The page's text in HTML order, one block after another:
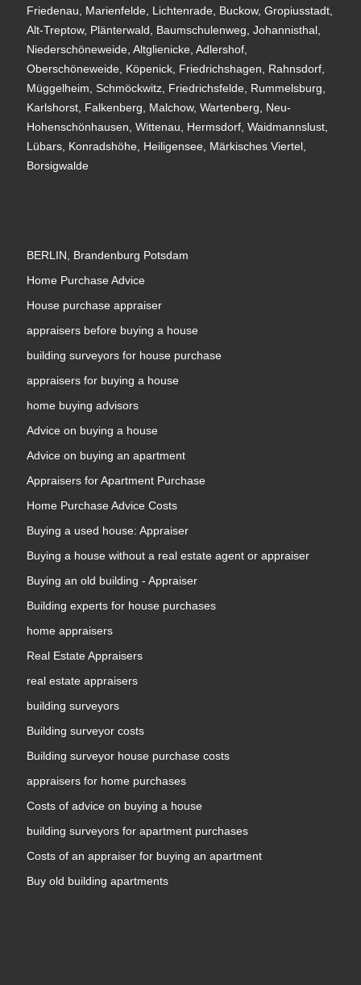
Friedenau, Marienfelde, Lichtenrade, Buckow, Gropiusstadt,
Alt-Treptow, Plänterwald, Baumschulenweg, Johannisthal,
Niederschöneweide, Altglienicke, Adlershof,
Oberschöneweide, Köpenick, Friedrichshagen, Rahnsdorf,
Müggelheim, Schmöckwitz, Friedrichsfelde, Rummelsburg,
Karlshorst, Falkenberg, Malchow, Wartenberg, Neu-
Hohenschönhausen, Wittenau, Hermsdorf, Waidmannslust,
Lübars, Konradshöhe, Heiligensee, Märkisches Viertel,
Borsigwalde
BERLIN, Brandenburg Potsdam
Home Purchase Advice
House purchase appraiser
appraisers before buying a house
building surveyors for house purchase
appraisers for buying a house
home buying advisors
Advice on buying a house
Advice on buying an apartment
Appraisers for Apartment Purchase
Home Purchase Advice Costs
Buying a used house: Appraiser
Buying a house without a real estate agent or appraiser
Buying an old building - Appraiser
Building experts for house purchases
home appraisers
Real Estate Appraisers
real estate appraisers
building surveyors
Building surveyor costs
Building surveyor house purchase costs
appraisers for home purchases
Costs of advice on buying a house
building surveyors for apartment purchases
Costs of an appraiser for buying an apartment
Buy old building apartments